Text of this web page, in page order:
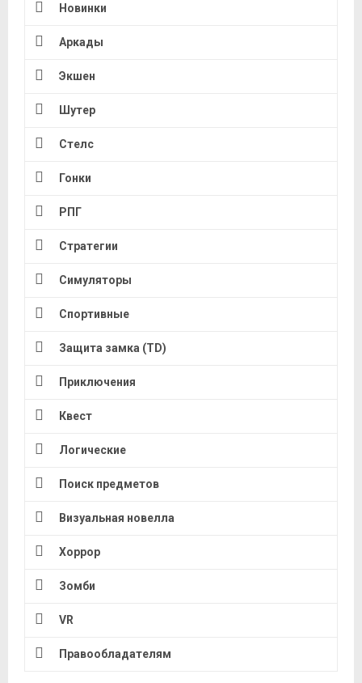
Новинки
Аркады
Экшен
Шутер
Стелс
Гонки
РПГ
Стратегии
Симуляторы
Спортивные
Защита замка (TD)
Приключения
Квест
Логические
Поиск предметов
Визуальная новелла
Хоррор
Зомби
VR
Правообладателям